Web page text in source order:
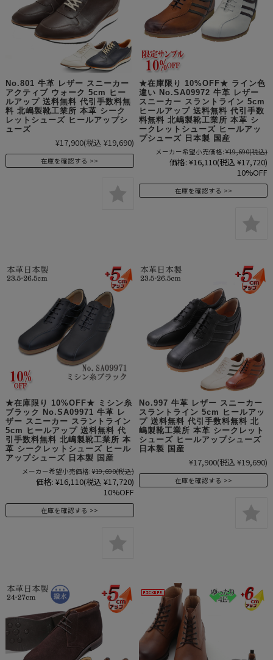
No.801 牛革 レザー スニーカー
アクティブ ウォーク 5cm ヒー
ルアップ 送料無料 代引手数料無
料 北嶋製靴工業所 本革 シーク
レットシューズ ヒールアップシ
ューズ
¥17,900(税込 ¥19,690)
在庫を確認する
★在庫限り 10%OFF★ ライン色
違い No.SA09972 牛革 レザー
スニーカー スラントライン 5cm
ヒールアップ 送料無料 代引手数
料無料 北嶋製靴工業所 本革 シ
ークレットシューズ ヒールアッ
プシューズ 日本製 国産
メーカー希望小売価格: ¥19,690(税込)
価格: ¥16,110(税込 ¥17,720)
10%OFF
在庫を確認する
★在庫限り 10%OFF★ ミシン糸
ブラック No.SA09971 牛革 レ
ザー スニーカー スラントライン
5cm ヒールアップ 送料無料 代
引手数料無料 北嶋製靴工業所 本
革 シークレットシューズ ヒール
アップシューズ 日本製 国産
メーカー希望小売価格:¥19,690(税込)
価格: ¥16,110(税込 ¥17,720)
10%OFF
在庫を確認する
No.997 牛革 レザー スニーカー
スラントライン 5cm ヒールアッ
プ 送料無料 代引手数料無料 北
嶋製靴工業所 本革 シークレット
シューズ ヒールアップシューズ
日本製 国産
¥17,900(税込 ¥19,690)
在庫を確認する